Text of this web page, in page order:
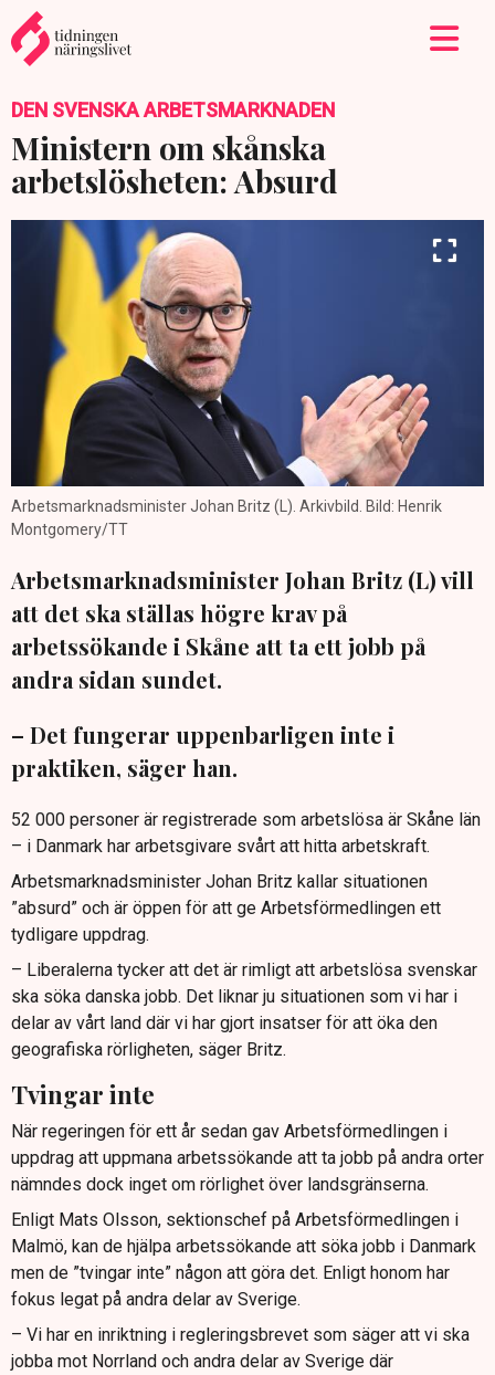
DEN SVENSKA ARBETSMARKNADEN
Ministern om skånska
arbetslösheten: Absurd
Arbetsmarknadsminister Johan Britz (L). Arkivbild. Bild: Henrik
Montgomery/TT
Arbetsmarknadsminister Johan Britz (L) vill
att det ska ställas högre krav på
arbetssökande i Skåne att ta ett jobb på
andra sidan sundet.
– Det fungerar uppenbarligen inte i
praktiken, säger han.
52 000 personer är registrerade som arbetslösa är Skåne län
– i Danmark har arbetsgivare svårt att hitta arbetskraft.
Arbetsmarknadsminister Johan Britz kallar situationen
”absurd” och är öppen för att ge Arbetsförmedlingen ett
tydligare uppdrag.
– Liberalerna tycker att det är rimligt att arbetslösa svenskar
ska söka danska jobb. Det liknar ju situationen som vi har i
delar av vårt land där vi har gjort insatser för att öka den
geografiska rörligheten, säger Britz.
Tvingar inte
När regeringen för ett år sedan gav Arbetsförmedlingen i
uppdrag att uppmana arbetssökande att ta jobb på andra orter
nämndes dock inget om rörlighet över landsgränserna.
Enligt Mats Olsson, sektionschef på Arbetsförmedlingen i
Malmö, kan de hjälpa arbetssökande att söka jobb i Danmark
men de ”tvingar inte” någon att göra det. Enligt honom har
fokus legat på andra delar av Sverige.
– Vi har en inriktning i regleringsbrevet som säger att vi ska
jobba mot Norrland och andra delar av Sverige där